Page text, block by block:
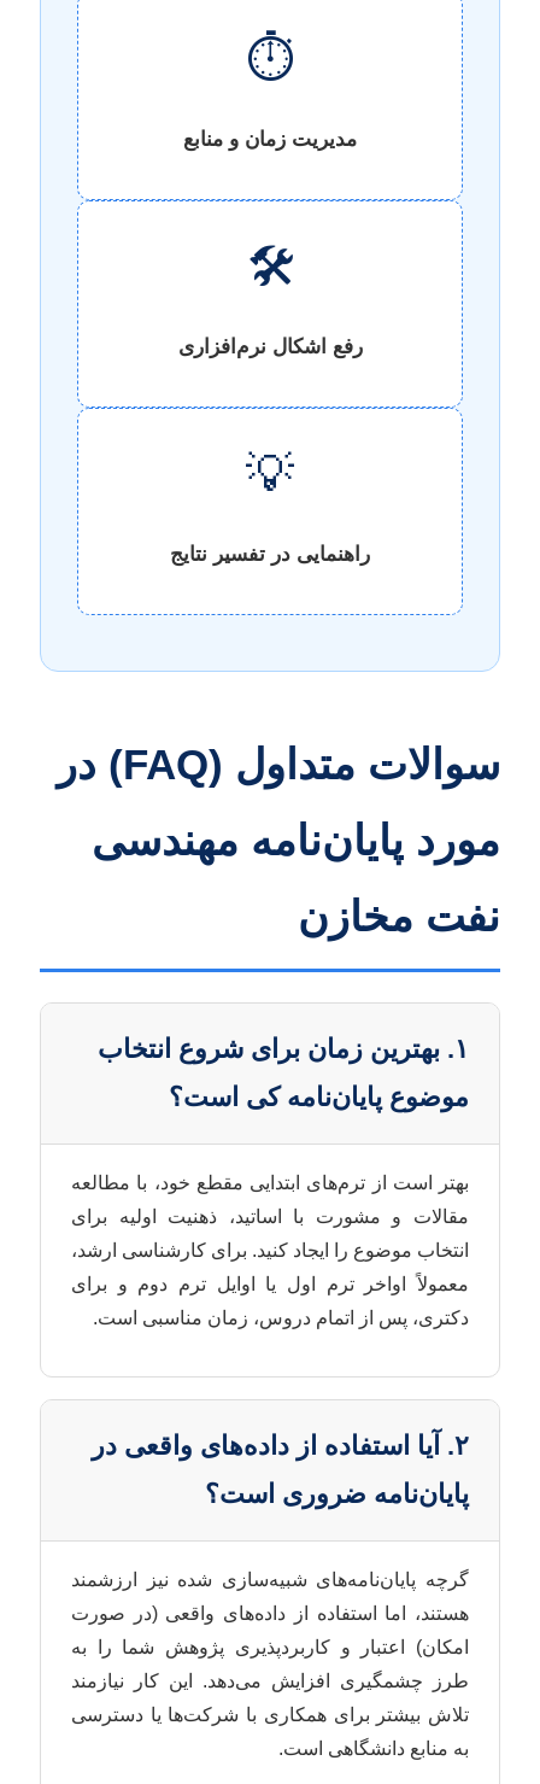
⏱️
مدیریت زمان و منابع
🛠️
رفع اشکال نرم‌افزاری
💡
راهنمایی در تفسیر نتایج
سوالات متداول (FAQ) در
مورد پایان‌نامه مهندسی
نفت مخازن
۱. بهترین زمان برای شروع انتخاب
موضوع پایان‌نامه کی است؟
بهتر است از ترم‌های ابتدایی مقطع خود، با مطالعه
مقالات و مشورت با اساتید، ذهنیت اولیه برای
انتخاب موضوع را ایجاد کنید. برای کارشناسی ارشد،
معمولاً اواخر ترم اول یا اوایل ترم دوم و برای
دکتری، پس از اتمام دروس، زمان مناسبی است.
۲. آیا استفاده از داده‌های واقعی در
پایان‌نامه ضروری است؟
گرچه پایان‌نامه‌های شبیه‌سازی شده نیز ارزشمند
هستند، اما استفاده از داده‌های واقعی (در صورت
امکان) اعتبار و کاربردپذیری پژوهش شما را به
طرز چشمگیری افزایش می‌دهد. این کار نیازمند
تلاش بیشتر برای همکاری با شرکت‌ها یا دسترسی
به منابع دانشگاهی است.